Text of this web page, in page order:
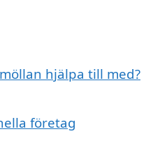
hjälpa till med?
företag